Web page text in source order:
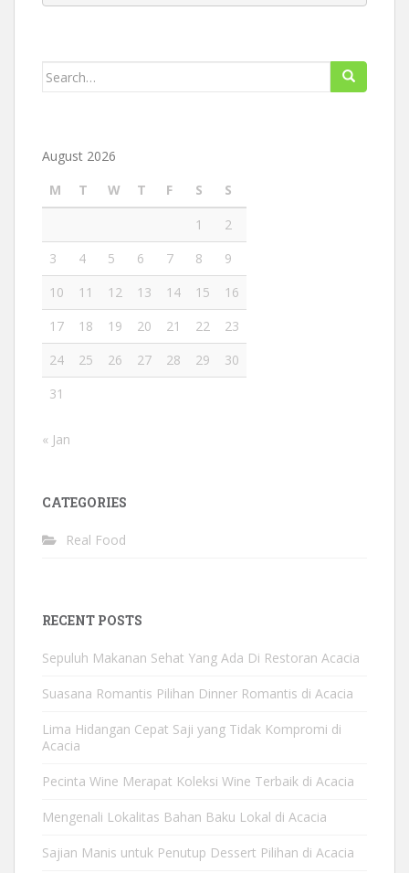
Search
August 2026
M
T W T F S
S
1
2
3
4 5 6 7 8
9
10
11 12 13 14 15
16
17
18 19 20 21 22
23
24
25 26 27 28 29
30
31
« Jan
CATEGORIES
Real Food
RECENT POSTS
Sepuluh Makanan Sehat Yang Ada Di Restoran Acacia
Suasana Romantis Pilihan Dinner Romantis di Acacia
Lima Hidangan Cepat Saji yang Tidak Kompromi di
Acacia
Pecinta Wine Merapat Koleksi Wine Terbaik di Acacia
Mengenali Lokalitas Bahan Baku Lokal di Acacia
Sajian Manis untuk Penutup Dessert Pilihan di Acacia